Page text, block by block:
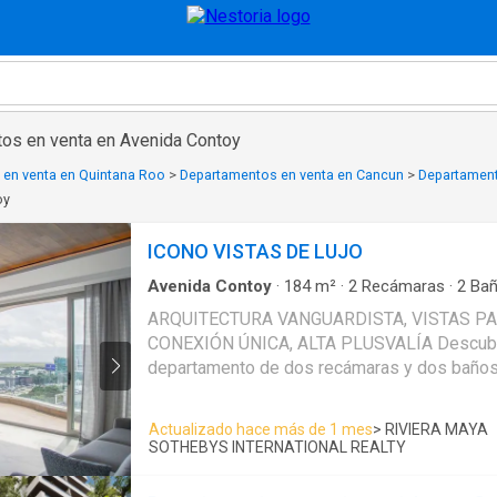
en venta en Avenida Contoy
venta en Quintana Roo > Departamentos en venta en Cancun >
ICONO VISTAS DE LUJO
Avenida Contoy · 184m² · 2 Recámaras · 2
ARQUITECTURA VANGUARDISTA, VISTAS
CONEXIÓN ÚNICA, ALTA PLUSVALÍA Descubre este exclusivo
departamento de dos recámaras y dos
arquitectura vanguardista entregada en
distingue por su inigualable luminosidad
modernos. La principal característica es la
Actualizado hace más de 1 mes> RIVIERA MAYA
SOTHEBYS INTERNATIONAL REALTY